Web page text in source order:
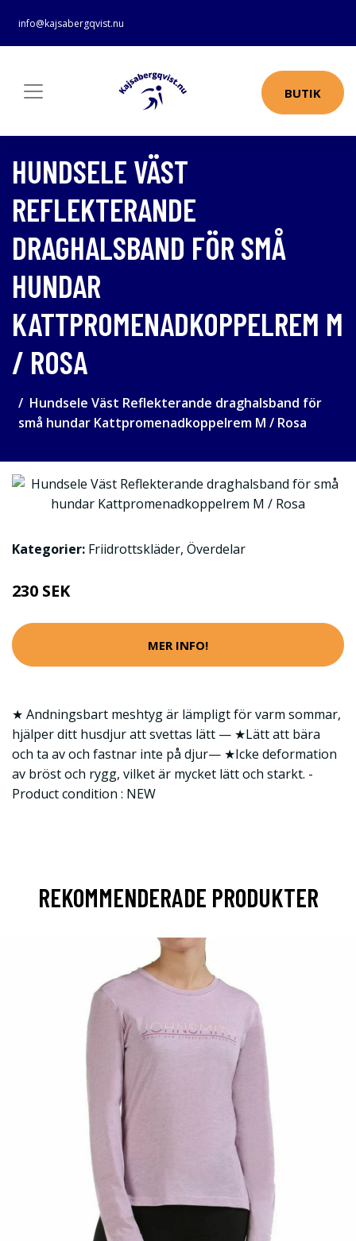
info@kajsabergqvist.nu
BUTIK
HUNDSELE VÄST
REFLEKTERANDE
DRAGHALSBAND FÖR SMÅ
HUNDAR
KATTPROMENADKOPPELREM M
/ ROSA
Hundsele Väst Reflekterande draghalsband för
små hundar Kattpromenadkoppelrem M / Rosa
Kategorier: Friidrottskläder, Överdelar
230 SEK
MER INFO!
★ Andningsbart meshtyg är lämpligt för varm sommar,
hjälper ditt husdjur att svettas lätt — ★Lätt att bära
och ta av och fastnar inte på djur— ★Icke deformation
av bröst och rygg, vilket är mycket lätt och starkt. -
Product condition : NEW
REKOMMENDERADE PRODUKTER